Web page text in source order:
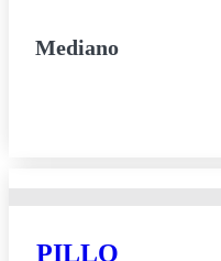
Mediano
PILLO